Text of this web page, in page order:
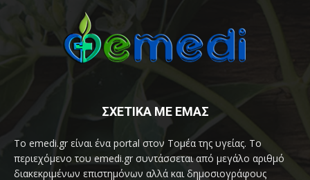
ΣΧΕΤΙΚΑ ΜΕ ΕΜΑΣ
Το emedi.gr είναι ένα portal στον Τομέα της υγείας. Το
περιεχόμενο του emedi.gr συντάσσεται από μεγάλο αριθμό
διακεκριμένων επιστημόνων αλλά και δημοσιογράφους